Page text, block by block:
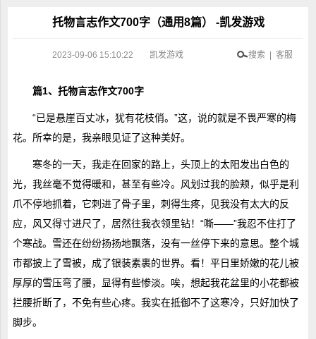
托物言志作文700字（通用8篇） -凯发游戏
2023-09-06 15:10:22 凯发游戏 搜索 | 客服
篇1、托物言志作文700字
“已是悬崖百丈冰，犹有花枝俏。”这，说的就是不畏严寒的梅
花。所幸的是，我亲眼见证了这种美好。
寒冬的一天，我走在回家的路上，头顶上的太阳发出白色的
光，我丝毫不觉得暖和，甚至有些冷。风划过我的脸颊，似乎是利
爪不停地抓着，它刺进了骨子里，刺得生疼，见我没有太大的反
应，风又得寸进尺了，居然往我衣领里钻！“嘶——”我忍不住打了
个寒战。雪还在纷纷扬扬地飘落，没有一丝停下来的意思。整个城
市都披上了雪被，成了银装素裹的世界。看！平日里娇嫩的花儿被
厚厚的雪压弯了腰，显得有些惨淡。唉，想起我花盆里的小花都被
拦腰折断了，不免有些心疼。我实在抵御不了这寒冷，只好加快了
脚步。